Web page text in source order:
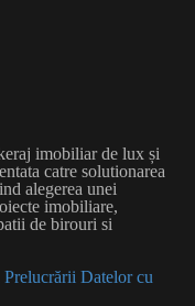
imobiliar de lux și
catre solutionarea
alegerea unei
imobiliare,
de birouri si
Prelucrării Datelor cu